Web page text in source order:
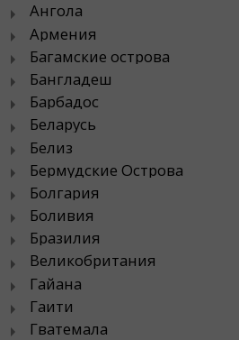
Ангола
Армения
Багамские острова
Бангладеш
Барбадос
Беларусь
Белиз
Бермудские Острова
Болгария
Боливия
Бразилия
Великобритания
Гайана
Гаити
Гватемала